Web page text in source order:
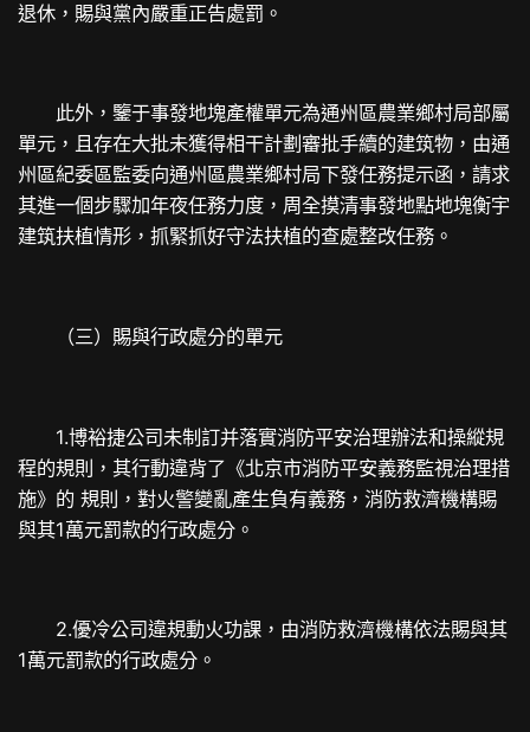
退休，賜與黨內嚴重正告處罰。
此外，鑒于事發地塊產權單元為通州區農業鄉村局部屬
單元，且存在大批未獲得相干計劃審批手續的建筑物，由通
州區紀委區監委向通州區農業鄉村局下發任務提示函，請求
其進一個步驟加年夜任務力度，周全摸清事發地點地塊衡宇
建筑扶植情形，抓緊抓好守法扶植的查處整改任務。
（三）賜與行政處分的單元
1.博裕捷公司未制訂并落實消防平安治理辦法和操縱規
程的規則，其行動違背了《北京市消防平安義務監視治理措
施》的 規則，對火警變亂產生負有義務，消防救濟機構賜
與其1萬元罰款的行政處分。
2.優冷公司違規動火功課，由消防救濟機構依法賜與其
1萬元罰款的行政處分。